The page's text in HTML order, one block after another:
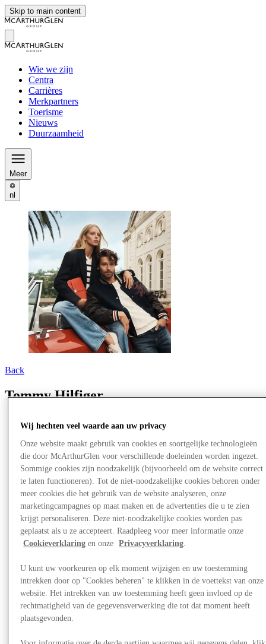
Skip to main content
Wie we zijn
Centra
Carrières
Merkpartners
Toerisme
Nieuws
Duurzaamheid
Meer
nl
Back
Tommy Hilfiger
Wij hechten veel waarde aan uw privacy
Onze website maakt gebruik van cookies en soortgelijke technologieën
die door McArthurGlen voor verschillende doeleinden worden ingezet.
Sommige cookies zijn noodzakelijk (bijvoorbeeld om de website correct
te laten functioneren). Tot de niet-noodzakelijke cookies behoren onder
meer cookies die het gebruik van de website analyseren, onze
marketingcampagnes op maat maken en de advertenties die u te zien
krijgt personaliseren. Deze niet-noodzakelijke cookies worden pas
geplaatst als u ze accepteert. Raadpleeg voor meer informatie onze
Cookieverklaring en onze Privacyverklaring
U kunt uw voorkeuren op elk moment wijzigen en uw toestemming
intrekken door op "Cookies beheren" te klikken in de voettekst van onze
website. Het intrekken van uw toestemming heeft geen invloed op de
rechtmatigheid van de gegevensverwerking die tot dat moment heeft
plaatsgevonden.